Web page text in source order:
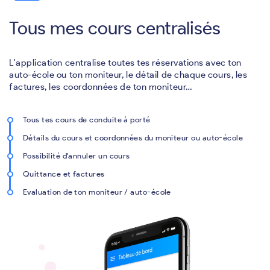
Tous mes cours centralisés
L'application centralise toutes tes réservations avec ton
auto-école ou ton moniteur, le détail de chaque cours, les
factures, les coordonnées de ton moniteur…
Tous tes cours de conduite à porté
Détails du cours et coordonnées du moniteur ou auto-école
Possibilité d'annuler un cours
Quittance et factures
Evaluation de ton moniteur / auto-école